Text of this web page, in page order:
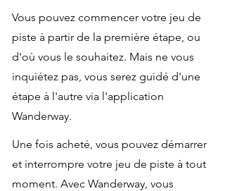
Vous pouvez commencer votre jeu de
piste à partir de la première étape, ou
d'où vous le souhaitez. Mais ne vous
inquiétez pas, vous serez guidé d'une
étape à l'autre via l'application
Wanderway.
Une fois acheté, vous pouvez démarrer
et interrompre votre jeu de piste à tout
moment. Avec Wanderway, vous